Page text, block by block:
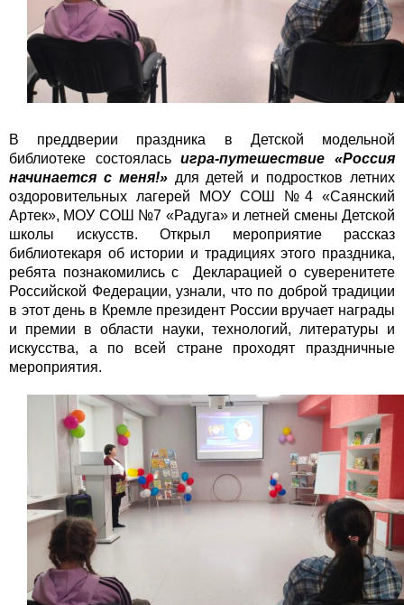
В преддверии праздника в Детской модельной
библиотеке состояласьигра-путешествие «Россия
начинается с меня!»для детей и подростков летних
оздоровительных лагерей МОУ СОШ №4 «Саянский
Артек», МОУ СОШ №7 «Радуга» и летней смены Детской
школы искусств. Открыл мероприятие рассказ
библиотекаря об истории и традициях этого праздника,
ребята познакомились с Декларацией о суверенитете
Российской Федерации, узнали, что по доброй традиции
в этот день в Кремле президент России вручает награды
и премии в области науки, технологий, литературы и
искусства, а по всей стране проходят праздничные
мероприятия.